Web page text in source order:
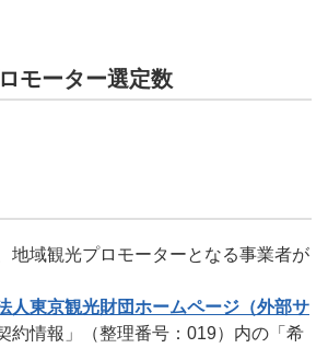
モーター選定数
地域観光プロモーターとなる事業者が
人東京観光財団ホームページ（外部サ
契約情報」（整理番号：019）内の「希